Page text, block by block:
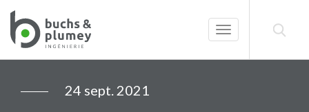
Toggle
navigation
24 sept. 2021